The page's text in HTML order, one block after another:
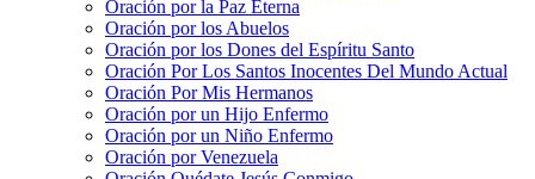
Oración por la Paz Eterna
Oración por los Abuelos
Oración por los Dones del Espíritu Santo
Oración Por Los Santos Inocentes Del Mundo Actual
Oración Por Mis Hermanos
Oración por un Hijo Enfermo
Oración por un Niño Enfermo
Oración por Venezuela